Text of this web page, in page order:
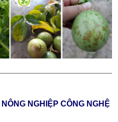
NGHIỆP CÔNG NGHỆ